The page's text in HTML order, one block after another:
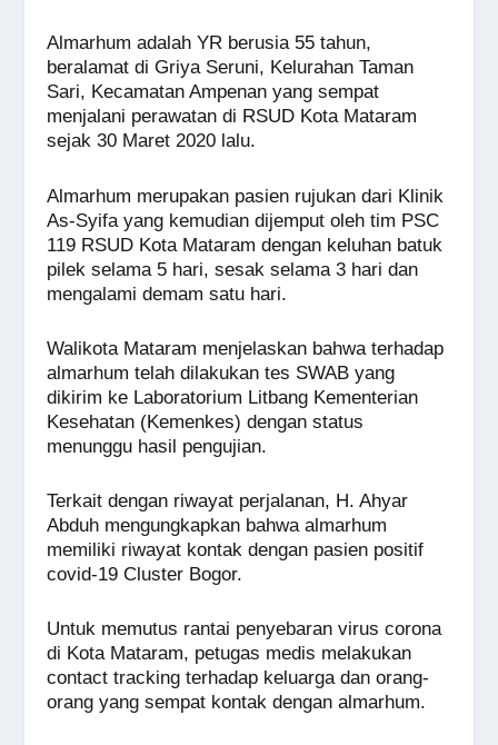
Almarhum adalah YR berusia 55 tahun,
beralamat di Griya Seruni, Kelurahan Taman
Sari, Kecamatan Ampenan yang sempat
menjalani perawatan di RSUD Kota Mataram
sejak 30 Maret 2020 lalu.
Almarhum merupakan pasien rujukan dari Klinik
As-Syifa yang kemudian dijemput oleh tim PSC
119 RSUD Kota Mataram dengan keluhan batuk
pilek selama 5 hari, sesak selama 3 hari dan
mengalami demam satu hari.
Walikota Mataram menjelaskan bahwa terhadap
almarhum telah dilakukan tes SWAB yang
dikirim ke Laboratorium Litbang Kementerian
Kesehatan (Kemenkes) dengan status
menunggu hasil pengujian.
Terkait dengan riwayat perjalanan, H. Ahyar
Abduh mengungkapkan bahwa almarhum
memiliki riwayat kontak dengan pasien positif
covid-19 Cluster Bogor.
Untuk memutus rantai penyebaran virus corona
di Kota Mataram, petugas medis melakukan
contact tracking terhadap keluarga dan orang-
orang yang sempat kontak dengan almarhum.